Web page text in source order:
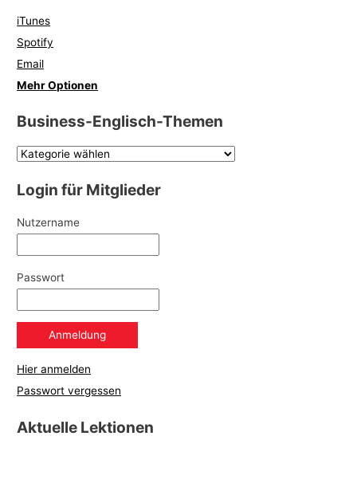
iTunes
Spotify
Email
Mehr Optionen
Business-Englisch-Themen
Login für Mitglieder
Nutzername
Passwort
Hier anmelden
Passwort vergessen
Aktuelle Lektionen